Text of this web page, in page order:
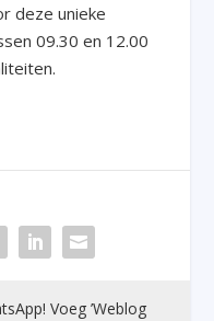
deze unieke
09.30 en 12.00
Voeg ’Weblog